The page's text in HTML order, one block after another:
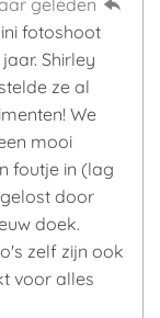
geleden
fotoshoot
Shirley
ze al
We
mooi
foutje in (lag
door
doek.
zelf zijn ook
voor alles